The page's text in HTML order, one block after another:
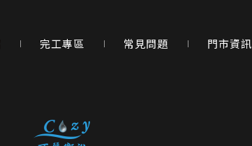
完工專區 常見問題 門市資訊